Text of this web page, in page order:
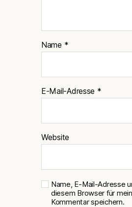
Name *
E-Mail-Adresse *
Website
Name, E-Mail-Adresse
diesem Browser für
Kommentar speichern.